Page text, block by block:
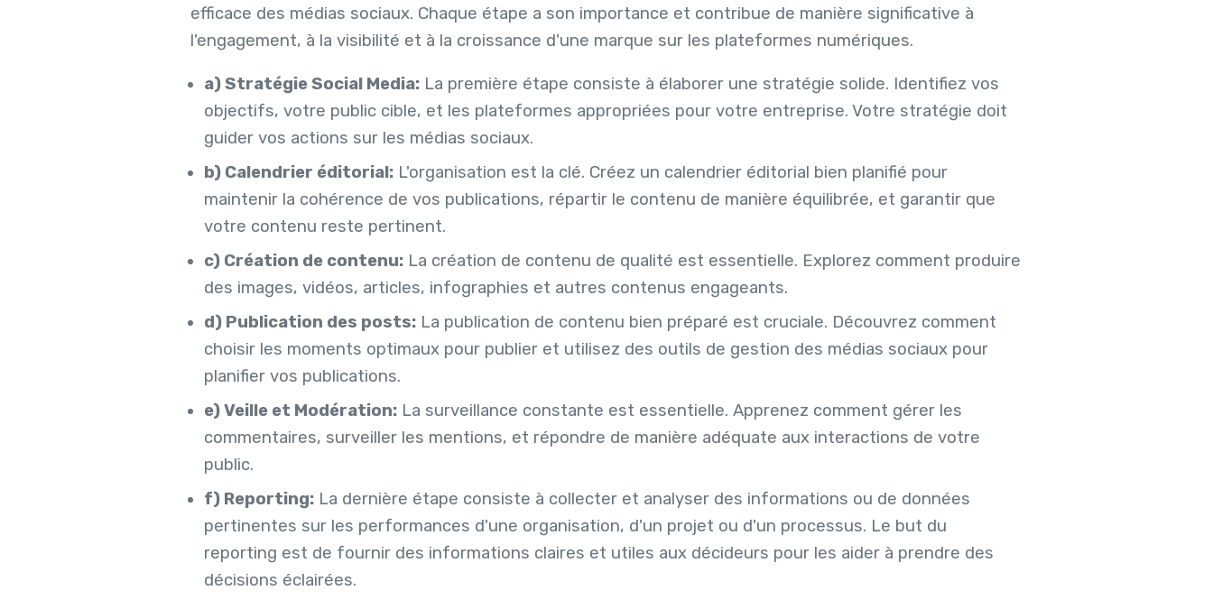
efficace des médias sociaux. Chaque étape a son importance et contribue de manière significative à
l'engagement, à la visibilité et à la croissance d'une marque sur les plateformes numériques.
a) Stratégie Social Media:La première étape consiste à élaborer une stratégie solide. Identifiez vos
objectifs, votre public cible, et les plateformes appropriées pour votre entreprise. Votre stratégie doit
guider vos actions sur les médias sociaux.
b) Calendrier éditorial:L'organisation est la clé. Créez un calendrier éditorial bien planifié pour
maintenir la cohérence de vos publications, répartir le contenu de manière équilibrée, et garantir que
votre contenu reste pertinent.
c) Création de contenu:La création de contenu de qualité est essentielle. Explorez comment produire
des images, vidéos, articles, infographies et autres contenus engageants.
d) Publication des posts:La publication de contenu bien préparé est cruciale. Découvrez comment
choisir les moments optimaux pour publier et utilisez des outils de gestion des médias sociaux pour
planifier vos publications.
e) Veille et Modération:La surveillance constante est essentielle. Apprenez comment gérer les
commentaires, surveiller les mentions, et répondre de manière adéquate aux interactions de votre
public.
f) Reporting:La dernière étape consiste à collecter et analyser des informations ou de données
pertinentes sur les performances d'une organisation, d'un projet ou d'un processus. Le but du
reporting est de fournir des informations claires et utiles aux décideurs pour les aider à prendre des
décisions éclairées.